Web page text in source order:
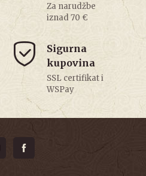
Za narudžbe
iznad 70 €
Sigurna
kupovina
SSL certifikat i
WSPay